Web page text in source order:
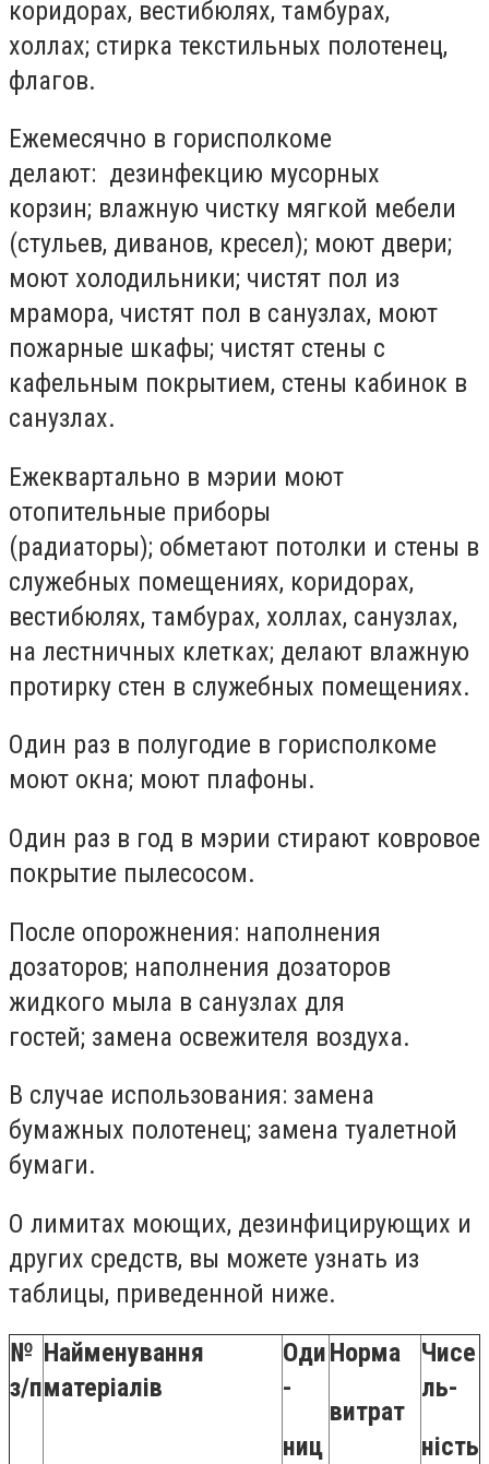
коридорах, вестибюлях, тамбурах,
холлах; стирка текстильных полотенец,
флагов.
Ежемесячно в горисполкоме
делают: дезинфекцию мусорных
корзин; влажную чистку мягкой мебели
(стульев, диванов, кресел); моют двери;
моют холодильники; чистят пол из
мрамора, чистят пол в санузлах, моют
пожарные шкафы; чистят стены с
кафельным покрытием, стены кабинок в
санузлах.
Ежеквартально в мэрии моют
отопительные приборы
(радиаторы); обметают потолки и стены в
служебных помещениях, коридорах,
вестибюлях, тамбурах, холлах, санузлах,
на лестничных клетках; делают влажную
протирку стен в служебных помещениях.
Один раз в полугодие в горисполкоме
моют окна; моют плафоны.
Один раз в год в мэрии стирают ковровое
покрытие пылесосом.
После опорожнения: наполнения
дозаторов; наполнения дозаторов
жидкого мыла в санузлах для
гостей; замена освежителя воздуха.
В случае использования: замена
бумажных полотенец; замена туалетной
бумаги.
О лимитах моющих, дезинфицирующих и
других средств, вы можете узнать из
таблицы, приведенной ниже.
№
з/п
Найменування
матеріалів
Оди
-
ниц
Норма
витрат
Чисе
ль-
ність